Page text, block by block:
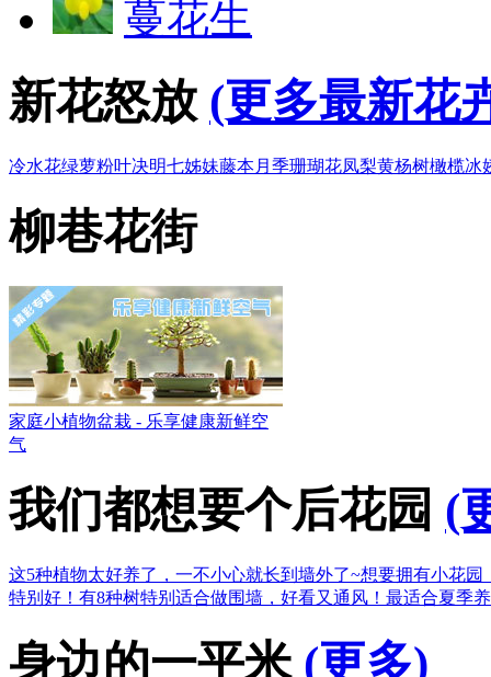
蔓花生
新花怒放 (更多最新花
冷水花绿萝粉叶决明七姊妹藤本月季珊瑚花凤梨黄杨树橄榄冰
柳巷花街
家庭小植物盆栽 - 乐享健康新鲜空
气
我们都想要个后花园 (
这5种植物太好养了，一不小心就长到墙外了~想要拥有小花园
特别好！ 有8种树特别适合做围墙，好看又通风！ 最适合夏季
身边的一平米 (更多)